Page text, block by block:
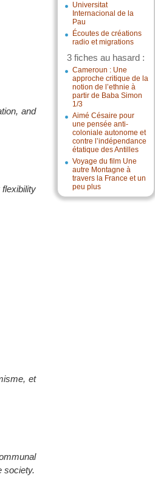
Universitat
Internacional de la
Pau
Écoutes de créations
radio et migrations
3 fiches au hasard :
Cameroun : Une
approche critique de la
notion de l’ethnie à
partir de Baba Simon
1/3
Aimé Césaire pour
une pensée anti-
coloniale autonome et
contre l’indépendance
étatique des Antilles
Voyage du film Une
autre Montagne à
travers la France et un
peu plus
and
et
society.